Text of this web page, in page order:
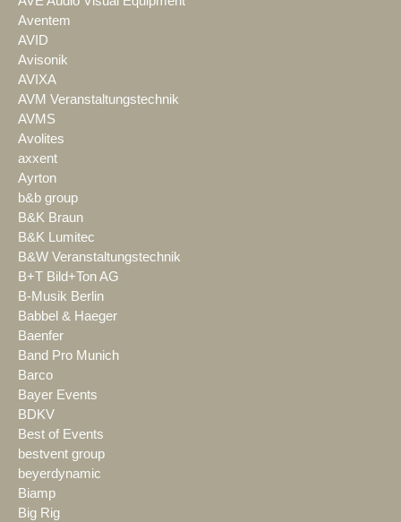
Aventem
AVID
Avisonik
AVIXA
AVM Veranstaltungstechnik
AVMS
Avolites
axxent
Ayrton
b&b group
B&K Braun
B&K Lumitec
B&W Veranstaltungstechnik
B+T Bild+Ton AG
B-Musik Berlin
Babbel & Haeger
Baenfer
Band Pro Munich
Barco
Bayer Events
BDKV
Best of Events
bestvent group
beyerdynamic
Biamp
Big Rig